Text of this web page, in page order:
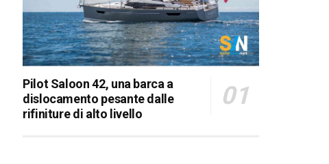
Pilot Saloon 42, una barca a
dislocamento pesante dalle
rifiniture di alto livello